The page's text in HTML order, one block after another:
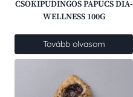
CSOKIPUDINGOS PAPUCS DIA-
WELLNESS 100G
Tovább olvasom